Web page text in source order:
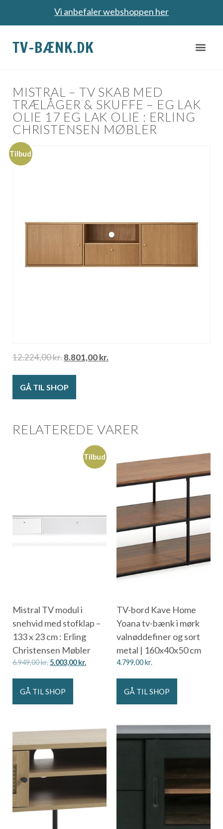
Vi anbefaler webshoppen her
TV-BÆNK.DK
MISTRAL – TV SKAB MED
TRÆLÅGER & SKUFFE – EG LAK
OLIE 17 EG LAK OLIE : ERLING
CHRISTENSEN MØBLER
Tilbud
12.224,00kr.8.801,00kr.
GÅ TIL SHOP
RELATEREDE VARER
Tilbud
Mistral TV modul i
snehvid med stofklap –
133 x 23 cm : Erling
Christensen Møbler
6.949,00kr. 5.003,00kr.
GÅ TIL SHOP
TV-bord Kave Home
Yoana tv-bænk i mørk
valnøddefiner og sort
metal | 160x40x50 cm
4.799,00kr.
GÅ TIL SHOP